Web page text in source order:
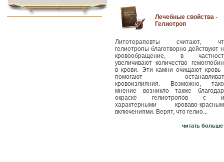
Лечебные свойства -
Гелиотроп
Литотерапевты считают,
гелиотропы благотворно действуют
кровообращение, в
увеличивают количество
в крови. Эти камни очищают кровь
помогают
кровоизлияния. Возможно,
мнение возникло также
окраске гелиотропов с
характерными кроваво-
включениями. Верят, что гелио...
читать больше